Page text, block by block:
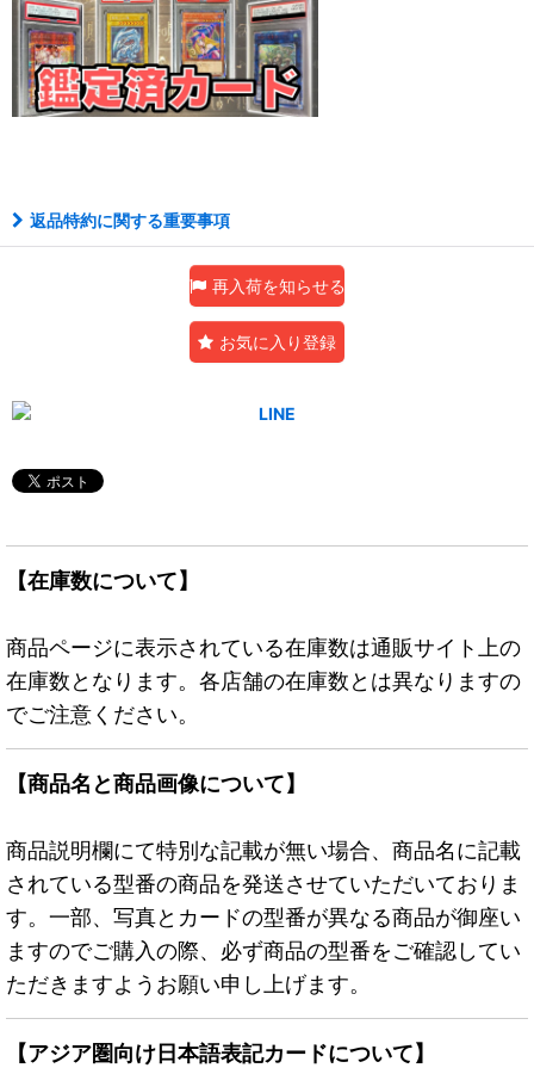
返品特約に関する重要事項
再入荷を知らせる
お気に入り登録
【在庫数について】
商品ページに表示されている在庫数は通販サイト上の
在庫数となります。各店舗の在庫数とは異なりますの
でご注意ください。
【商品名と商品画像について】
商品説明欄にて特別な記載が無い場合、商品名に記載
されている型番の商品を発送させていただいておりま
す。一部、写真とカードの型番が異なる商品が御座い
ますのでご購入の際、必ず商品の型番をご確認してい
ただきますようお願い申し上げます。
【アジア圏向け日本語表記カードについて】